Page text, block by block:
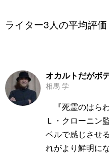
ライター3人の平均評価
オカルトだがボ
相馬 学
『死霊のはら
Ｌ・クローニン
ベルで感じさせ
れがより鮮明にな